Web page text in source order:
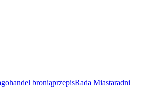
handel broniąprzepisRada Miastaradni